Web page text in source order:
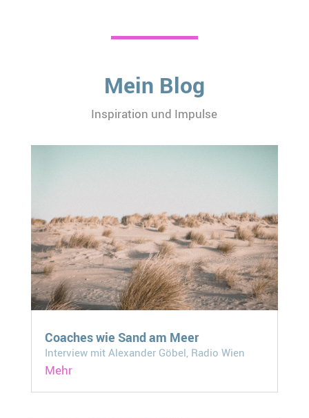
Mein Blog
Inspiration und Impulse
Coaches wie Sand am Meer
Interview mit Alexander Göbel, Radio Wien
Mehr